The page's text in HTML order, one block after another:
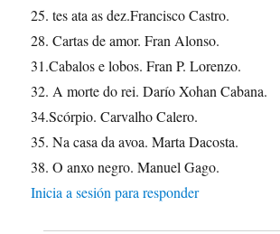
25. tes ata as dez.Francisco Castro.
28. Cartas de amor. Fran Alonso.
31.Cabalos e lobos. Fran P. Lorenzo.
32. A morte do rei. Darío Xohan Cabana.
34.Scórpio. Carvalho Calero.
35. Na casa da avoa. Marta Dacosta.
38. O anxo negro. Manuel Gago.
Inicia a sesión para responder